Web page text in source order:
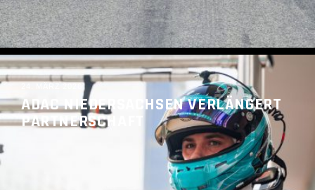
READ MORE
ADAC NIEDERSACHSEN VERLÄNGERT
PARTNERSCHAFT